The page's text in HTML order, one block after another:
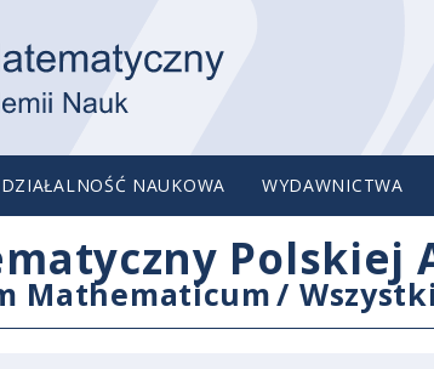
DZIAŁALNOŚĆ NAUKOWA WYDAWNICTWA
Polskiej
Mathematicum/